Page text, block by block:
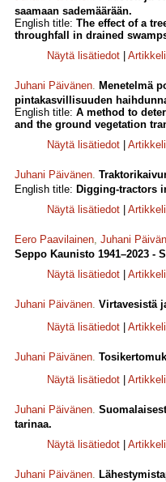
saamaan sademäärään.
English title: The effect of a
throughfall in drained
Näytä lisätiedot
Juhani Päivänen. Menetelmä
pintakasvillisuuden
English title: A method to
and the ground vegetation
Näytä lisätiedot
Juhani Päivänen.
English title: Digging-tractors
Näytä lisätiedot
Eero Paavilainen, Juhani
Seppo Kaunisto 1941–2023 -
Näytä lisätiedot
Juhani Päivänen. Virtavesistä
Näytä lisätiedot
Juhani Päivänen.
Näytä lisätiedot
Juhani Päivänen.
tarinaa.
Näytä lisätiedot
Juhani Päivänen.